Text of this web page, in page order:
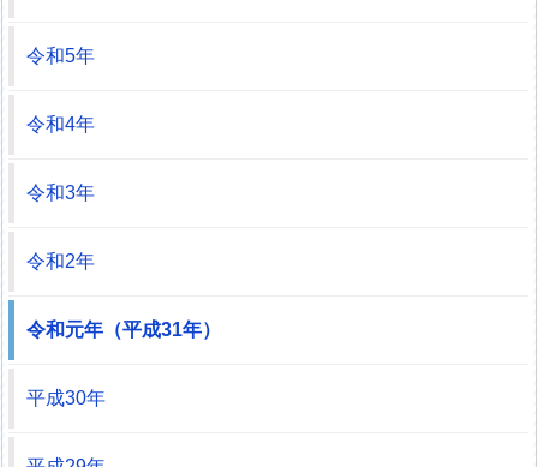
令和5年
令和4年
令和3年
令和2年
令和元年（平成31年）
平成30年